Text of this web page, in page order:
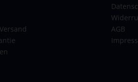
Zahlenschloss
tragbar
London Handgepäck
AGB